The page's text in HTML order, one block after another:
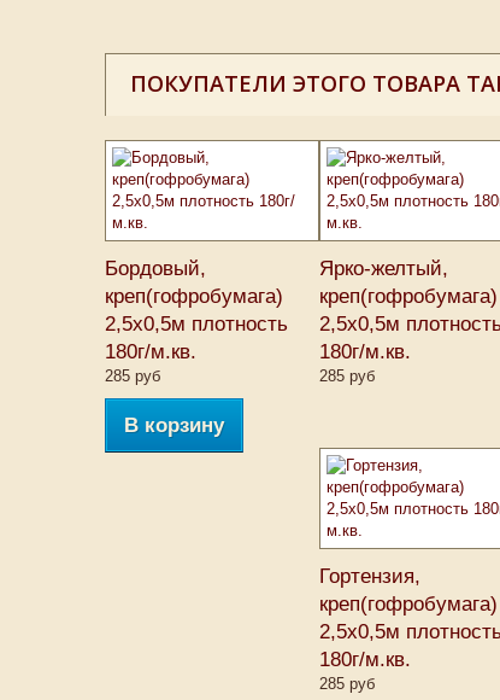
ПОКУПАТЕЛИ ЭТОГО ТОВАРА
Бордовый,
креп(гофробумага)
2,5х0,5м плотность
180г/м.кв.
285 руб
В корзину
Ярко-желтый,
креп(гофробумага)
2,5х0,5м
180г/м.кв.
285 руб
Гортензия,
креп(гофробумага)
2,5х0,5м
180г/м.кв.
285 руб